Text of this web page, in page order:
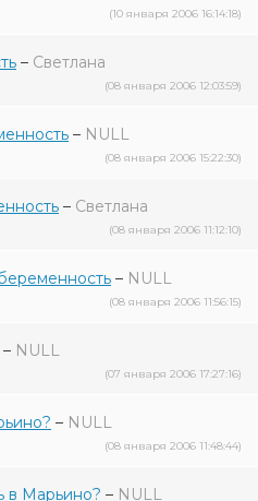
(10 января 2006 16:14:18)
– Светлана
(08 января 2006 12:03:59)
– NULL
(08 января 2006 15:22:30)
– Светлана
(08 января 2006 11:12:10)
– NULL
(08 января 2006 11:56:15)
– NULL
(07 января 2006 17:27:16)
– NULL
(08 января 2006 11:48:44)
в Марьино? – NULL